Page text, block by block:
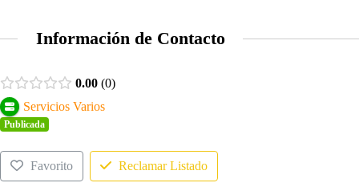
Información de Contacto
0.00 0
Servicios Varios
Publicada
Favorito Reclamar Listado